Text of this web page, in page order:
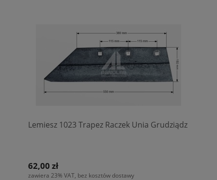
Lemiesz 1023 Trapez Raczek Unia Grudziądz
62,00 zł
zawiera 23% VAT, bez kosztów dostawy